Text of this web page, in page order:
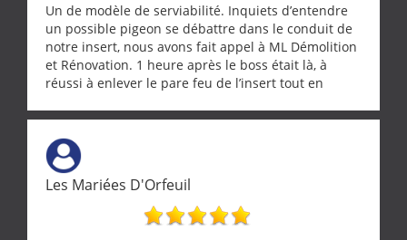
Un de modèle de serviabilité. Inquiets d’entendre
un possible pigeon se débattre dans le conduit de
notre insert, nous avons fait appel à ML Démolition
et Rénovation. 1 heure après le boss était là, à
réussi à enlever le pare feu de l’insert tout en
tourterelle et s’est ensuite patiemment occupé de
l’oiseau jusqu’à ce qu’il reprenne ses esprits et
puisse s’envoler. Après quoi il a procédé au
ramonage de notre insert avec dextérité et une
grande propreté, nous gratifiant également de
nombreux conseils concernant d’autres sujets. Un
entrepreneur comme on souhaite en rencontrer.
Les Mariées D'Orfeuil